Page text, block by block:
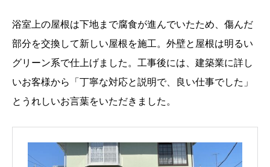
浴室上の屋根は下地まで腐食が進んでいたため、傷んだ
部分を交換して新しい屋根を施工。外壁と屋根は明るい
グリーン系で仕上げました。工事後には、建築業に詳し
いお客様から「丁寧な対応と説明で、良い仕事でした」
とうれしいお言葉をいただきました。